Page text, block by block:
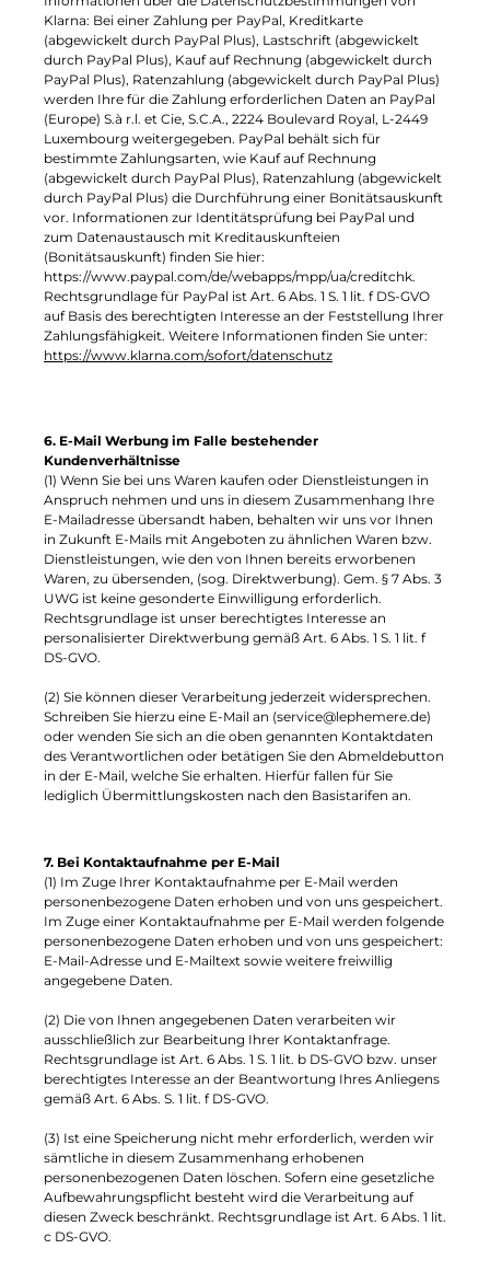
Klarna: Bei einer Zahlung per PayPal, Kreditkarte
(abgewickelt durch PayPal Plus), Lastschrift (abgewickelt
durch PayPal Plus), Kauf auf Rechnung (abgewickelt durch
PayPal Plus), Ratenzahlung (abgewickelt durch PayPal Plus)
werden Ihre für die Zahlung erforderlichen Daten an PayPal
(Europe) S.à r.l. et Cie, S.C.A., 2224 Boulevard Royal, L-2449
Luxembourg weitergegeben. PayPal behält sich für
bestimmte Zahlungsarten, wie Kauf auf Rechnung
(abgewickelt durch PayPal Plus), Ratenzahlung (abgewickelt
durch PayPal Plus) die Durchführung einer Bonitätsauskunft
vor. Informationen zur Identitätsprüfung bei PayPal und
zum Datenaustausch mit Kreditauskunfteien
(Bonitätsauskunft) finden Sie hier:
https://www.paypal.com/de/webapps/mpp/ua/creditchk.
Rechtsgrundlage für PayPal ist Art. 6 Abs. 1 S. 1 lit. f DS-GVO
auf Basis des berechtigten Interesse an der Feststellung Ihrer
Zahlungsfähigkeit. Weitere Informationen finden Sie unter:
https://www.klarna.com/sofort/datenschutz
6. E-Mail Werbung im Falle bestehender
Kundenverhältnisse
(1) Wenn Sie bei uns Waren kaufen oder Dienstleistungen in
Anspruch nehmen und uns in diesem Zusammenhang Ihre
E-Mailadresse übersandt haben, behalten wir uns vor Ihnen
in Zukunft E-Mails mit Angeboten zu ähnlichen Waren bzw.
Dienstleistungen, wie den von Ihnen bereits erworbenen
Waren, zu übersenden, (sog. Direktwerbung). Gem. § 7 Abs. 3
UWG ist keine gesonderte Einwilligung erforderlich.
Rechtsgrundlage ist unser berechtigtes Interesse an
personalisierter Direktwerbung gemäß Art. 6 Abs. 1 S. 1 lit. f
DS-GVO.
(2) Sie können dieser Verarbeitung jederzeit widersprechen.
Schreiben Sie hierzu eine E-Mail an (service@lephemere.de)
oder wenden Sie sich an die oben genannten Kontaktdaten
des Verantwortlichen oder betätigen Sie den Abmeldebutton
in der E-Mail, welche Sie erhalten. Hierfür fallen für Sie
lediglich Übermittlungskosten nach den Basistarifen an.
7. Bei Kontaktaufnahme per E-Mail
(1) Im Zuge Ihrer Kontaktaufnahme per E-Mail werden
personenbezogene Daten erhoben und von uns gespeichert.
Im Zuge einer Kontaktaufnahme per E-Mail werden folgende
personenbezogene Daten erhoben und von uns gespeichert:
E-Mail-Adresse und E-Mailtext sowie weitere freiwillig
angegebene Daten.
(2) Die von Ihnen angegebenen Daten verarbeiten wir
ausschließlich zur Bearbeitung Ihrer Kontaktanfrage.
Rechtsgrundlage ist Art. 6 Abs. 1 S. 1 lit. b DS-GVO bzw. unser
berechtigtes Interesse an der Beantwortung Ihres Anliegens
gemäß Art. 6 Abs. S. 1 lit. f DS-GVO.
(3) Ist eine Speicherung nicht mehr erforderlich, werden wir
sämtliche in diesem Zusammenhang erhobenen
personenbezogenen Daten löschen. Sofern eine gesetzliche
Aufbewahrungspflicht besteht wird die Verarbeitung auf
diesen Zweck beschränkt. Rechtsgrundlage ist Art. 6 Abs. 1 lit.
c DS-GVO.